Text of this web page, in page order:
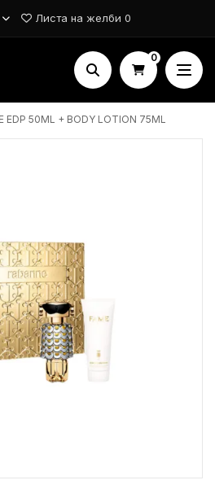
Листа на желби 0
0
EDP 50ML + BODY LOTION 75ML